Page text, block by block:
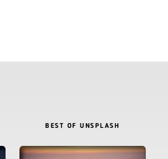
BEST OF UNSPLASH